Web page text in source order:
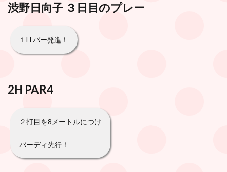
渋野日向子 ３日目のプレー
１H パー発進！
2H PAR4
２打目を8メートルにつけ
バーディ先行！